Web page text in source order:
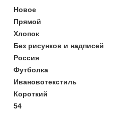
Новое
Прямой
Хлопок
Без рисунков и надписей
Россия
Футболка
Ивановотекстиль
Короткий
54